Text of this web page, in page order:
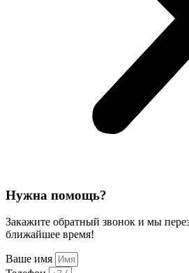
Нужна помощь?
Закажите обратный звонок и мы
ближайшее время!
Ваше имя